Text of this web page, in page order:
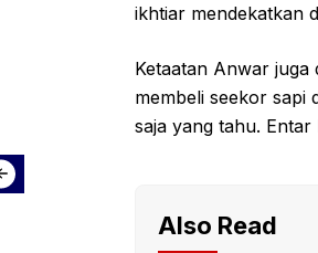
ikhtiar mendekatkan
Ketaatan Anwar
membeli seekor sapi
saja yang tahu.
Also Read